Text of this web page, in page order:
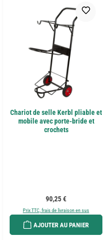
Chariot de selle Kerbl pliable et
mobile avec porte-bride et
crochets
Prix régulier :
90,25 €
Prix TTC, frais de livraison en sus
AJOUTER AU PANIER